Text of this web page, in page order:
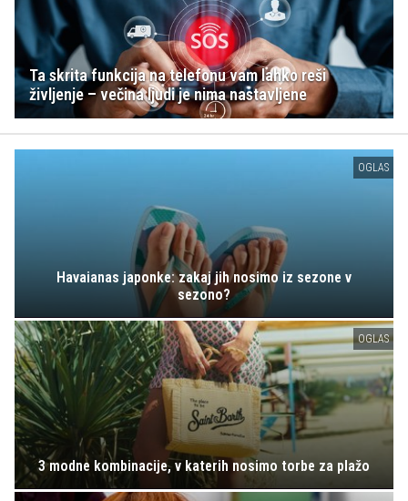
Ta skrita funkcija na telefonu vam lahko reši
življenje – večina ljudi je nima nastavljene
OGLAS
Havaianas japonke: zakaj jih nosimo iz sezone v
sezono?
OGLAS
3 modne kombinacije, v katerih nosimo torbe za plažo